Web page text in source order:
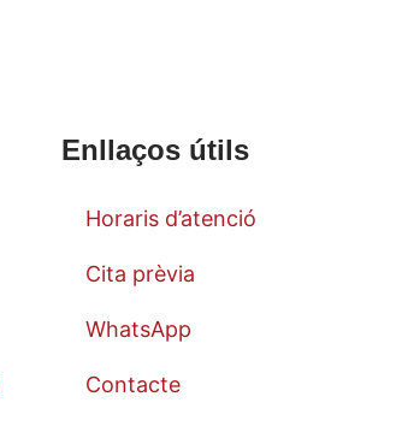
Enllaços útils
Horaris d’atenció
Cita prèvia
WhatsApp
Contacte